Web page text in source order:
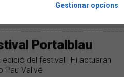
Portalblau
del festival | Hi actuaran
Pau Vallvé
Gestionar opcions